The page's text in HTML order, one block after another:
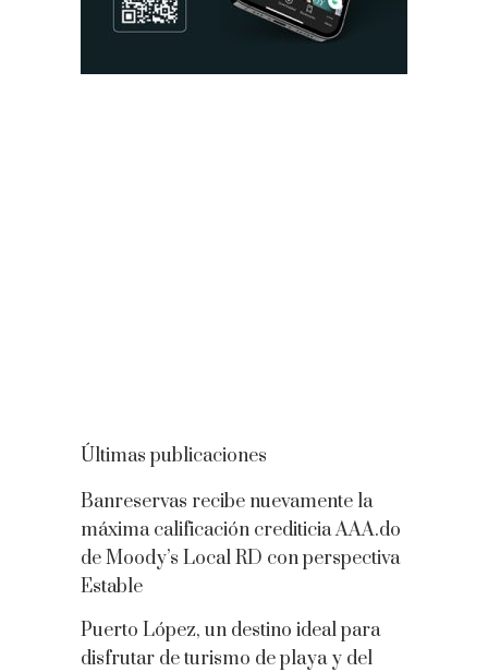
Últimas publicaciones
Banreservas recibe nuevamente la
máxima calificación crediticia AAA.do
de Moody’s Local RD con perspectiva
Estable
Puerto López, un destino ideal para
disfrutar de turismo de playa y del